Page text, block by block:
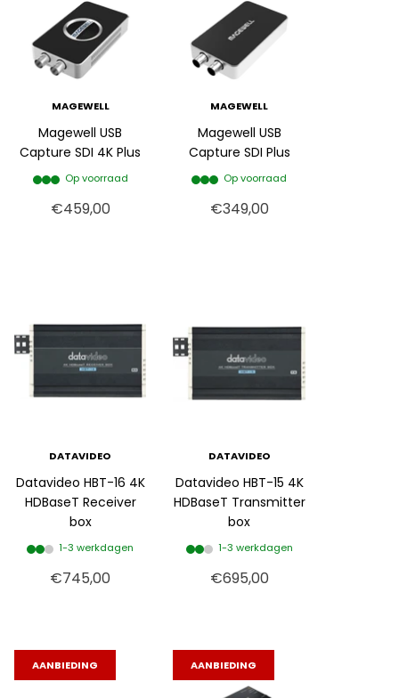
MAGEWELL
Magewell USB
Capture SDI 4K Plus
Op voorraad
€459,00
MAGEWELL
Magewell USB
Capture SDI Plus
Op voorraad
€349,00
DATAVIDEO
Datavideo HBT-16 4K
HDBaseT Receiver
box
1-3 werkdagen
€745,00
DATAVIDEO
Datavideo HBT-15 4K
HDBaseT Transmitter
box
1-3 werkdagen
€695,00
AANBIEDING AANBIEDING